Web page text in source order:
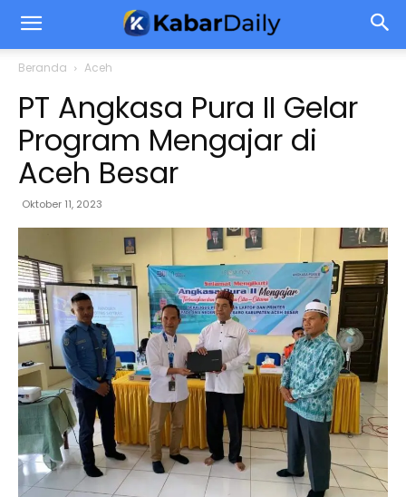
Beranda Aceh
PT Angkasa Pura II Gelar
Program Mengajar di
Aceh Besar
Oktober 11, 2023